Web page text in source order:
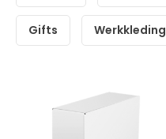
Gifts Werkkleding